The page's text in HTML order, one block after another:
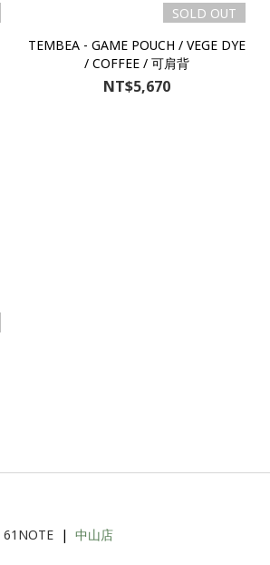
SOLD OUT
TEMBEA - GAME POUCH / VEGE DYE
/ COFFEE / 可肩背
NT$5,670
61NOTE | 中山店